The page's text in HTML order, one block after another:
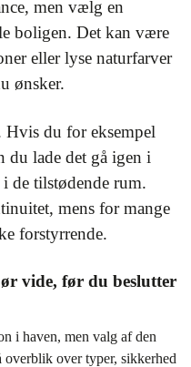
men vælg en
boligen. Det kan være
eller lyse naturfarver
ønsker.
Hvis du for eksempel
du lade det gå igen i
de tilstødende rum.
mens for mange
forstyrrende.
vide, før du beslutter
i haven, men valg af den
over typer, sikkerhed